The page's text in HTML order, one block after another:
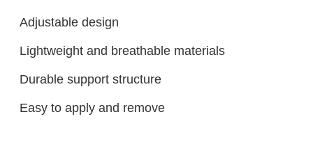
Adjustable design
Lightweight and breathable materials
Durable support structure
Easy to apply and remove